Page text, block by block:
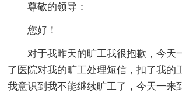
尊敬的领导：
您好！
对于我昨天的旷工我很抱歉，今天
了医院对我的旷工处理短信，扣了我的
我意识到我不能继续旷工了，今天一来